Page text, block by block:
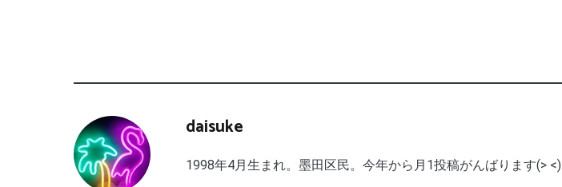
daisuke
1998年4月生まれ。墨田区民。今年から月1投稿がんばります(> <)